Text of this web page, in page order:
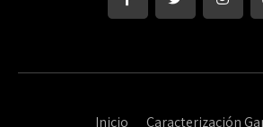
Inicio Caracterización